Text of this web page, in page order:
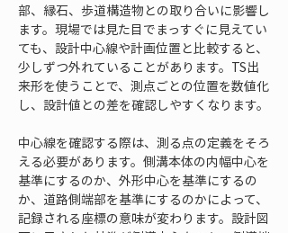
部、縁石、歩道構造物との取り合いに影響し
ます。現場では見た目でまっすぐに見えてい
ても、設計中心線や計画位置と比較すると、
少しずつ外れていることがあります。TS出
来形を使うことで、測点ごとの位置を数値化
し、設計値との差を確認しやすくなります。
中心線を確認する際は、測る点の定義をそろ
える必要があります。側溝本体の内幅中心を
基準にするのか、外形中心を基準にするの
か、道路側端部を基準にするのかによって、
記録される座標の意味が変わります。設計図